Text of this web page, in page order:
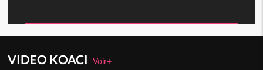
VIDEO KOACIVoir+